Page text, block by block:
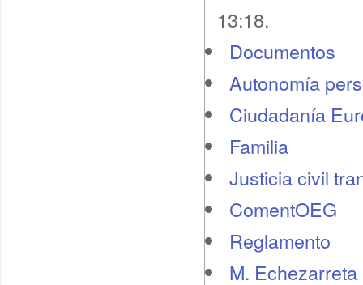
13:18.
Documentos
Autonomía
Ciudadanía
Familia
Justicia civil
ComentOEG
Reglamento
M. Echezarreta